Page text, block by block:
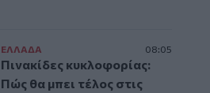
ΕΛΛAΔΑ 08:05
Πινακίδες κυκλοφορίας:
Πώς θα μπει τέλος στις